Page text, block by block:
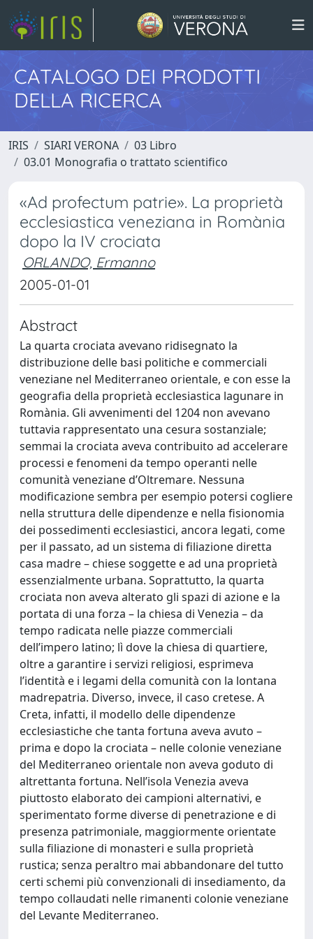
CATALOGO DEI PRODOTTI
DELLA RICERCA
IRIS SIARI VERONA
03 Libro
03.01 Monografia o trattato scientifico
«Ad profectum patrie». La proprietà
ecclesiastica veneziana in Romània
dopo la IV crociata
ORLANDO, Ermanno
2005-01-01
Abstract
La quarta crociata avevano ridisegnato la
distribuzione delle basi politiche e commerciali
veneziane nel Mediterraneo orientale, e con esse la
geografia della proprietà ecclesiastica lagunare in
Romània. Gli avvenimenti del 1204 non avevano
tuttavia rappresentato una cesura sostanziale;
semmai la crociata aveva contribuito ad accelerare
processi e fenomeni da tempo operanti nelle
comunità veneziane d’Oltremare. Nessuna
modificazione sembra per esempio potersi cogliere
nella struttura delle dipendenze e nella fisionomia
dei possedimenti ecclesiastici, ancora legati, come
per il passato, ad un sistema di filiazione diretta
casa madre – chiese soggette e ad una proprietà
essenzialmente urbana. Soprattutto, la quarta
crociata non aveva alterato gli spazi di azione e la
portata di una forza – la chiesa di Venezia – da
tempo radicata nelle piazze commerciali
dell’impero latino; lì dove la chiesa di quartiere,
oltre a garantire i servizi religiosi, esprimeva
l’identità e i legami della comunità con la lontana
madrepatria. Diverso, invece, il caso cretese. A
Creta, infatti, il modello delle dipendenze
ecclesiastiche che tanta fortuna aveva avuto –
prima e dopo la crociata – nelle colonie veneziane
del Mediterraneo orientale non aveva goduto di
altrettanta fortuna. Nell’isola Venezia aveva
piuttosto elaborato dei campioni alternativi, e
sperimentato forme diverse di penetrazione e di
presenza patrimoniale, maggiormente orientate
sulla filiazione di monasteri e sulla proprietà
rustica; senza peraltro mai abbandonare del tutto
certi schemi più convenzionali di insediamento, da
tempo collaudati nelle rimanenti colonie veneziane
del Levante Mediterraneo.